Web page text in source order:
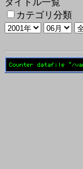
タイトル一覧
カテゴリ分類